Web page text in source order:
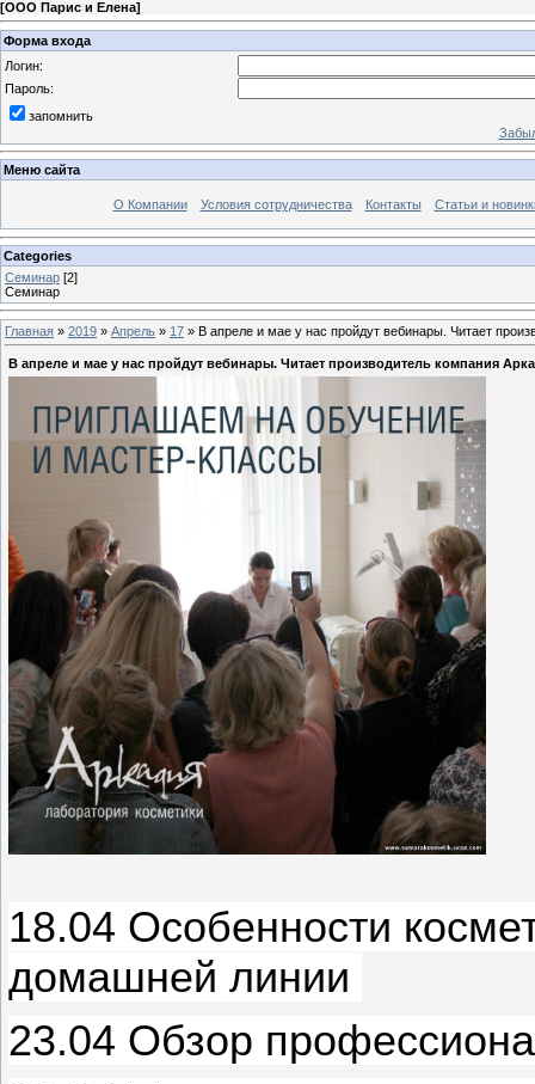
[ООО Парис и Елена]
Форма входа
Логин:
Пароль:
запомнить
Меню сайта
О Компании Условия сотрудничества Контакты Статьи и
Categories
Семинар [2]
Семинар
Главная » 2019 » Апрель » 17 » В апреле и мае у нас пройдут вебинары. Читает
В апреле и мае у нас пройдут вебинары. Читает производитель компания
18.04 Особенности
домашней линии
23.04 Обзор